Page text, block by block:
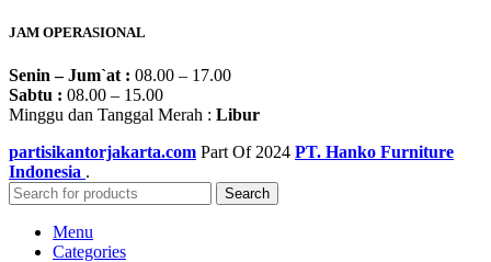
JAM OPERASIONAL
Senin – Jum`at : 08.00 – 17.00
Sabtu : 08.00 – 15.00
Minggu dan Tanggal Merah : Libur
partisikantorjakarta.com Part Of 2024 PT. Hanko Furniture
Indonesia .
Search
Menu
Categories